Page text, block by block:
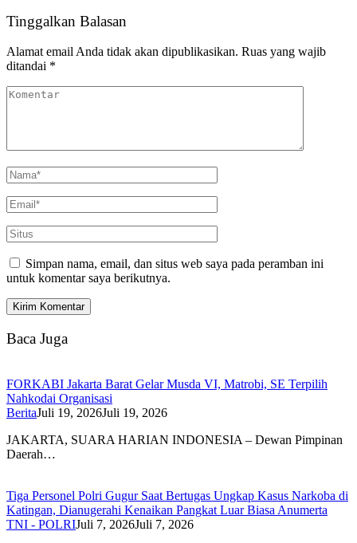
Tinggalkan Balasan
Alamat email Anda tidak akan dipublikasikan. Ruas yang wajib
ditandai *
Simpan nama, email, dan situs web saya pada peramban ini
untuk komentar saya berikutnya.
Baca Juga
FORKABI Jakarta Barat Gelar Musda VI, Matrobi, SE Terpilih
Nahkodai Organisasi
BeritaJuli 19, 2026Juli 19, 2026
JAKARTA, SUARA HARIAN INDONESIA – Dewan Pimpinan
Daerah…
Tiga Personel Polri Gugur Saat Bertugas Ungkap Kasus Narkoba di
Katingan, Dianugerahi Kenaikan Pangkat Luar Biasa Anumerta
TNI - POLRIJuli 7, 2026Juli 7, 2026